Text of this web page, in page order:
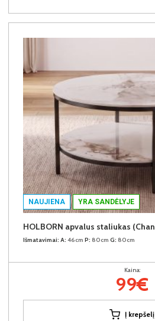
NAUJIENA YRA SANDĖLYJE
Išmatavimai: A: 46cm P: 80cm G: 80cm
Kaina:
99€
Į krepšelį